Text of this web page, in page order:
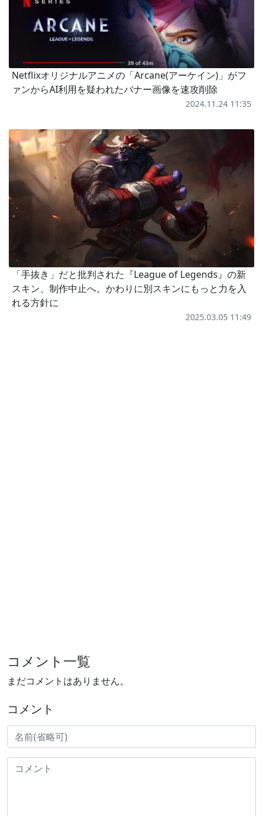
Netflixオリジナルアニメの「Arcane(アーケイン)」がフ
ァンからAI利用を疑われたバナー画像を速攻削除
2024.11.24 11:35
「手抜き」だと批判された『League of Legends』の新
スキン、制作中止へ。かわりに別スキンにもっと力を入
れる方針に
2025.03.05 11:49
コメント一覧
まだコメントはありません。
コメント